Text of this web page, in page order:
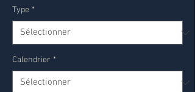
Type *
Calendrier *